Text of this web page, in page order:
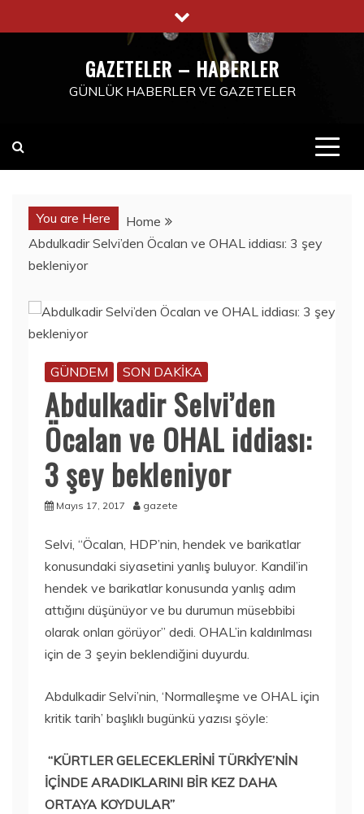
to
GAZETELER – HABERLER
GÜNLÜK HABERLER VE GAZETELER
You are Here
Home
Abdulkadir Selvi’den Öcalan ve OHAL iddiası: 3 şey
bekleniyor
GÜNDEM SON DAKİKA
Abdulkadir Selvi’den
Öcalan ve OHAL iddiası:
3 şey bekleniyor
Mayıs 17, 2017 gazete
Selvi, “Öcalan, HDP’nin, hendek ve barikatlar
konusundaki siyasetini yanlış buluyor. Kandil’in
hendek ve barikatlar konusunda yanlış adım
attığını düşünüyor ve bu durumun müsebbibi
olarak onları görüyor” dedi. OHAL’in kaldırılması
için de 3 şeyin beklendiğini duyurdu.
Abdulkadir Selvi’nin, ‘Normalleşme ve OHAL için
kritik tarih’ başlıklı bugünkü yazısı şöyle:
“KÜRTLER GELECEKLERİNİ TÜRKİYE’NİN
İÇİNDE ARADIKLARINI BİR KEZ DAHA
ORTAYA KOYDULAR”